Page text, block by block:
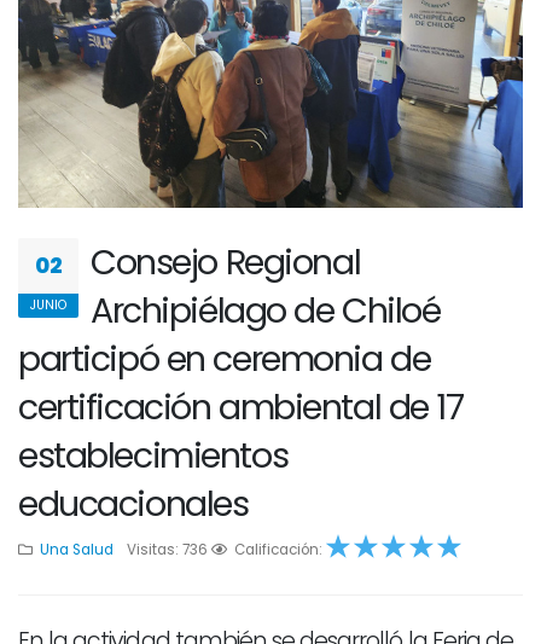
02
JUNIO
Consejo Regional
Archipiélago de Chiloé
participó en ceremonia de
certificación ambiental de 17
establecimientos
educacionales
Una Salud Visitas: 736 Calificación:
1 2 3 4 5